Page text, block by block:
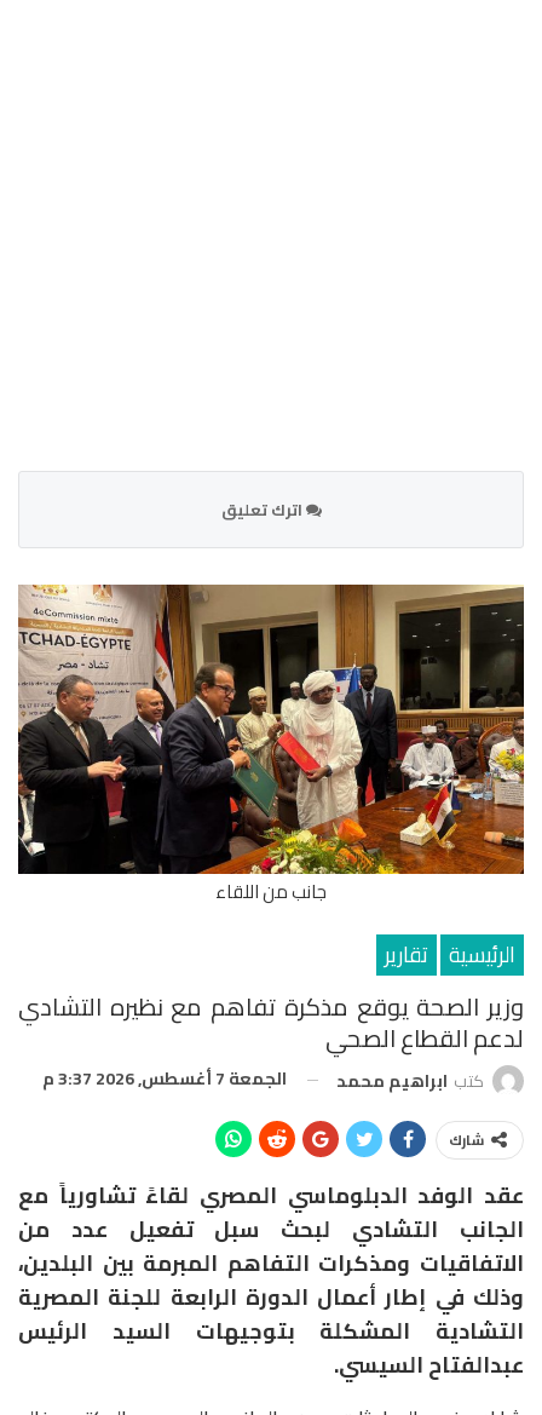
اترك تعليق
جانب من اللقاء
الرئيسية تقارير
وزير الصحة يوقع مذكرة تفاهم مع نظيره التشادي
لدعم القطاع الصحي
كتب ابراهيم محمد الجمعة 7 أغسطس, 2026 3:37 م
شارك
عقد الوفد الدبلوماسي المصري لقاءً تشاورياً مع
الجانب التشادي لبحث سبل تفعيل عدد من
الاتفاقيات ومذكرات التفاهم المبرمة بين البلدين،
وذلك في إطار أعمال الدورة الرابعة للجنة المصرية
التشادية المشكلة بتوجيهات السيد الرئيس
عبدالفتاح السيسي.